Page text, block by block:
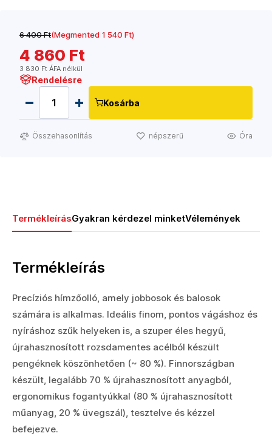
6 400 Ft(Megmented 1 540 Ft)
4 860 Ft
3 830 Ft ÁFA nélkül
Rendelésre
Kosárba
Összehasonlítás népszerű Óra
TermékleírásGyakran kérdezel minketVélemények
Termékleírás
Precíziós hímzőolló, amely jobbosok és balosok
számára is alkalmas. Ideális finom, pontos vágáshoz és
nyíráshoz szűk helyeken is, a szuper éles hegyű,
újrahasznosított rozsdamentes acélból készült
pengéknek köszönhetően (~ 80 %). Finnországban
készült, legalább 70 % újrahasznosított anyagból,
ergonomikus fogantyúkkal (80 % újrahasznosított
műanyag, 20 % üvegszál), tesztelve és kézzel
befejezve.